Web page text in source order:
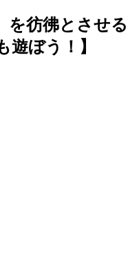
を彷彿とさせ
ぼう！】